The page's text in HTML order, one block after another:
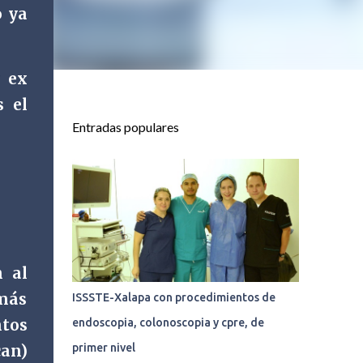
ya
ex
el
al
Entradas populares
ISSSTE-Xalapa con procedimientos de
endoscopia, colonoscopia y cpre, de
primer nivel